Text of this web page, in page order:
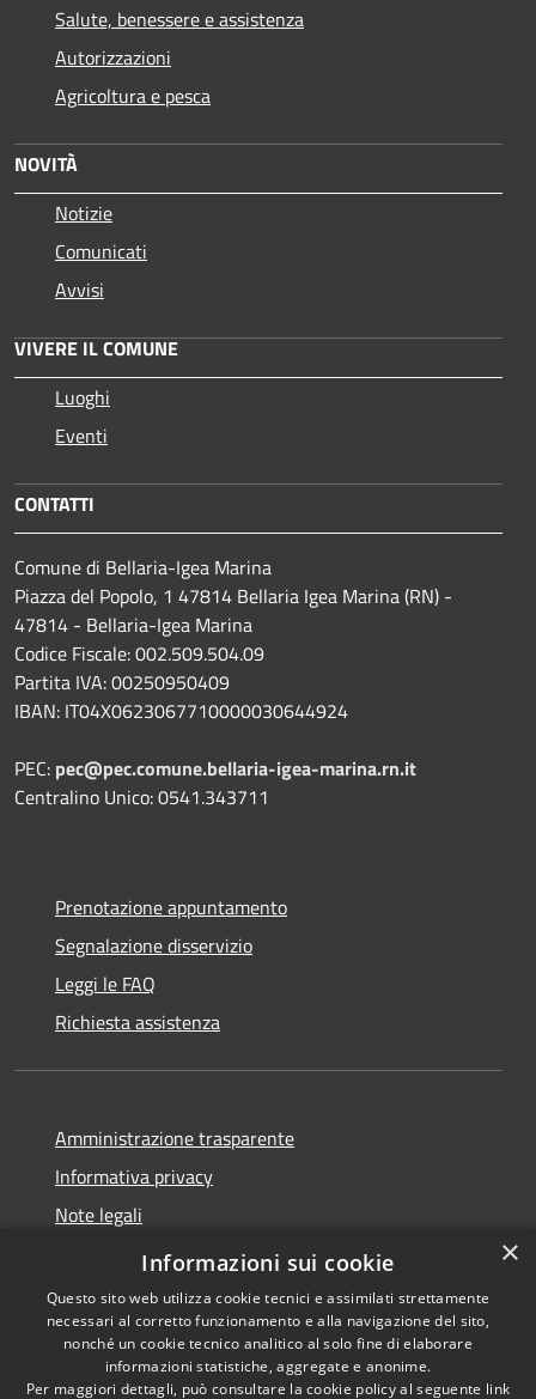
Salute, benessere e assistenza
Autorizzazioni
Agricoltura e pesca
NOVITÀ
Notizie
Comunicati
Avvisi
VIVERE IL COMUNE
Luoghi
Eventi
CONTATTI
Comune di Bellaria-Igea Marina
Piazza del Popolo, 1 47814 Bellaria Igea Marina (RN) -
47814 - Bellaria-Igea Marina
Codice Fiscale: 002.509.504.09
Partita IVA: 00250950409
IBAN: IT04X0623067710000030644924
PEC: pec@pec.comune.bellaria-igea-marina.rn.it
Centralino Unico: 0541.343711
Prenotazione appuntamento
Segnalazione disservizio
Leggi le FAQ
Richiesta assistenza
Amministrazione trasparente
Informativa privacy
Note legali
Dichiarazione di accessibilità
Copyright © 2026 • Comune di
×
Informazioni sui cookie
Questo sito web utilizza cookie tecnici e assimilati strettamente
necessari al corretto funzionamento e alla navigazione del sito,
nonché un cookie tecnico analitico al solo fine di elaborare
informazioni statistiche, aggregate e anonime.
Per maggiori dettagli, può consultare la cookie policy al seguente link